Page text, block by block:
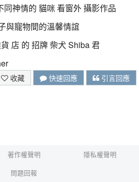
神情的 貓咪 看窗外 攝影作品
與寵物間的溫馨情誼
店 的 招牌 柴犬 Shiba 君
收藏 快速回應 引言回應
著作權聲明
隱私權聲明
問題回報